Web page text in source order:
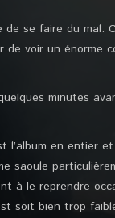
se faire du mal.
de voir un
minutes
l’album en entier
saoule
à le reprendre
soit bien trop